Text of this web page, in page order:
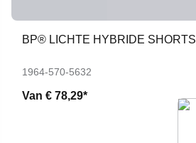
BP® LICHTE HYBRIDE SHORTS
1964-570-5632
Van € 78,29*